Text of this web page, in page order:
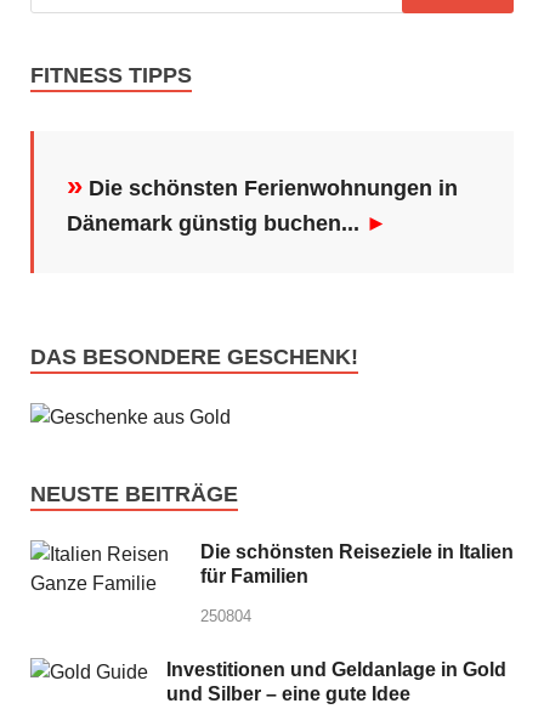
FITNESS TIPPS
» Die schönsten Ferienwohnungen in
Dänemark günstig buchen... ►
DAS BESONDERE GESCHENK!
NEUSTE BEITRÄGE
Die schönsten Reiseziele in Italien
für Familien
250804
Investitionen und Geldanlage in Gold
und Silber – eine gute Idee